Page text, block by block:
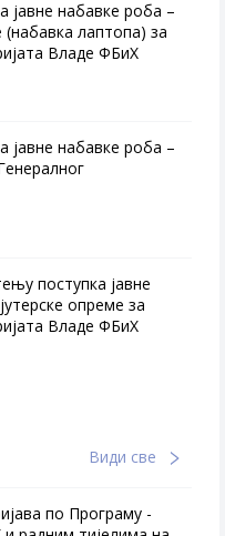
јавне набавке роба –
лаптопа) за
Владе ФБиХ
јавне набавке роба –
поступка јавне
опреме за
Владе ФБиХ
Види све
по Програму -